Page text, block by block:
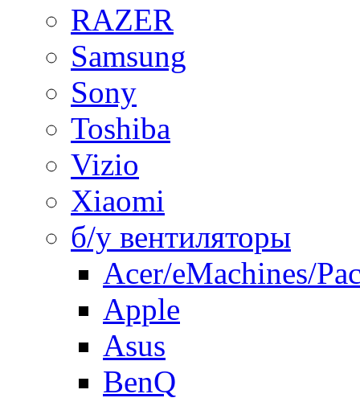
RAZER
Samsung
Sony
Toshiba
Vizio
Xiaomi
б/у вентиляторы
Acer/eMachines/
Apple
Asus
BenQ